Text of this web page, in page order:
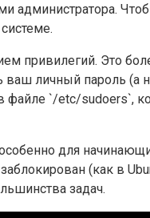
администратора.
Это
личный пароль (а
файле `/etc/
для
(как в
задач.